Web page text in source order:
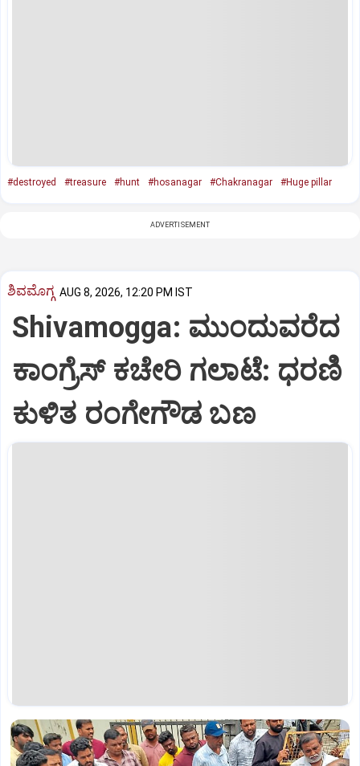
#destroyed #treasure #hunt #hosanagar #Chakranagar #Huge pillar
ADVERTISEMENT
ಶಿವಮೊಗ್ಗ AUG 8, 2026, 12:20 PM IST
Shivamogga: ಮುಂದುವರೆದ
ಕಾಂಗ್ರೆಸ್ ಕಚೇರಿ ಗಲಾಟೆ: ಧರಣಿ
ಕುಳಿತ ರಂಗೇಗೌಡ ಬಣ